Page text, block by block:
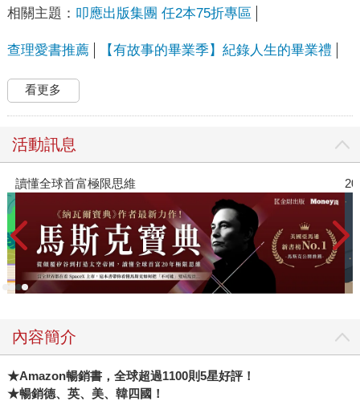
相關主題： 叩應出版集團 任2本75折專區
查理愛書推薦 【有故事的畢業季】紀錄人生的畢業禮
看更多
活動訊息
思維 2026年8月金石堂強
內容簡介
★Amazon暢銷書，全球超過1100則5星好評！
★暢銷德、英、美、韓四國！